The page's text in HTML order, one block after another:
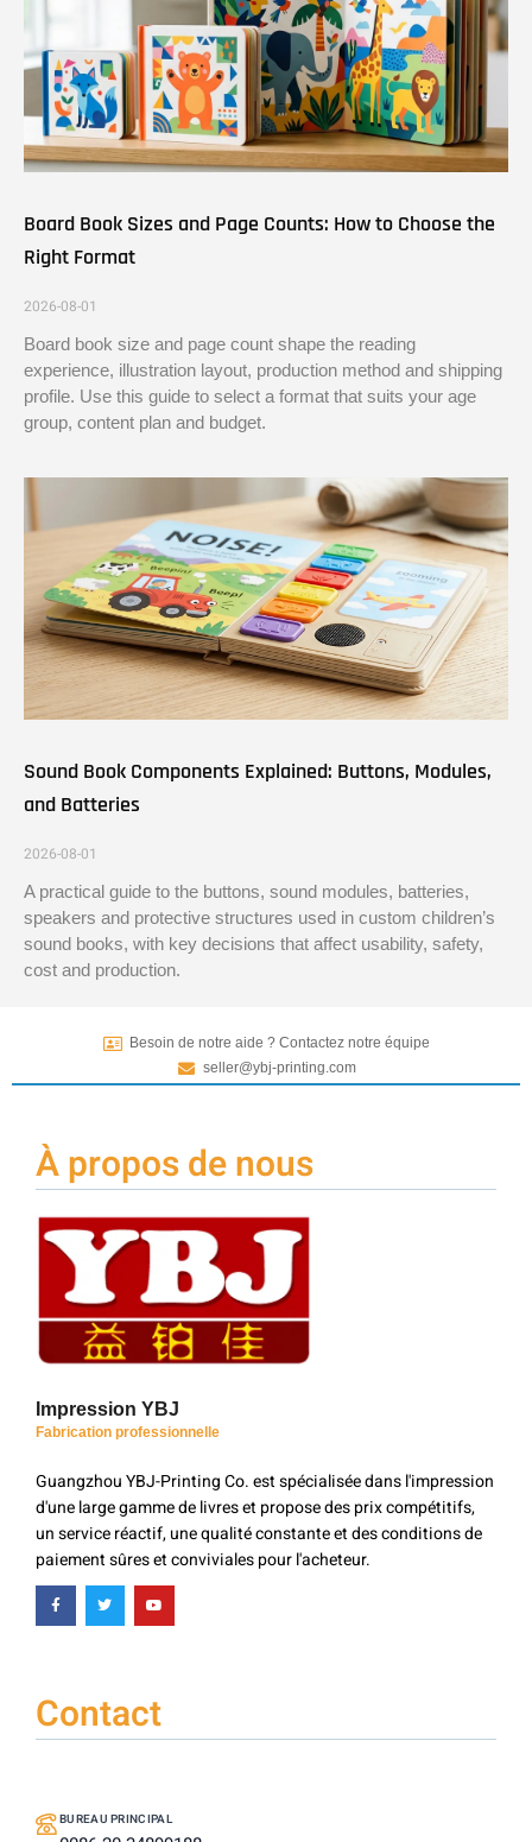
Board Book Sizes and Page Counts: How to Choose the
Right Format
2026-08-01
Board book size and page count shape the reading
experience, illustration layout, production method and shipping
profile. Use this guide to select a format that suits your age
group, content plan and budget.
Sound Book Components Explained: Buttons, Modules,
and Batteries
2026-08-01
A practical guide to the buttons, sound modules, batteries,
speakers and protective structures used in custom children’s
sound books, with key decisions that affect usability, safety,
cost and production.
Besoin de notre aide ? Contactez notre équipe
seller@ybj-printing.com
À propos de nous
Impression YBJ
Fabrication professionnelle
Guangzhou YBJ-Printing Co. est spécialisée dans l'impression
d'une large gamme de livres et propose des prix compétitifs,
un service réactif, une qualité constante et des conditions de
paiement sûres et conviviales pour l'acheteur.
Contact
BUREAU PRINCIPAL